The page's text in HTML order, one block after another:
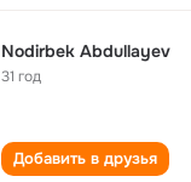
Nodirbek Abdullayev
31 год
Добавить в друзья